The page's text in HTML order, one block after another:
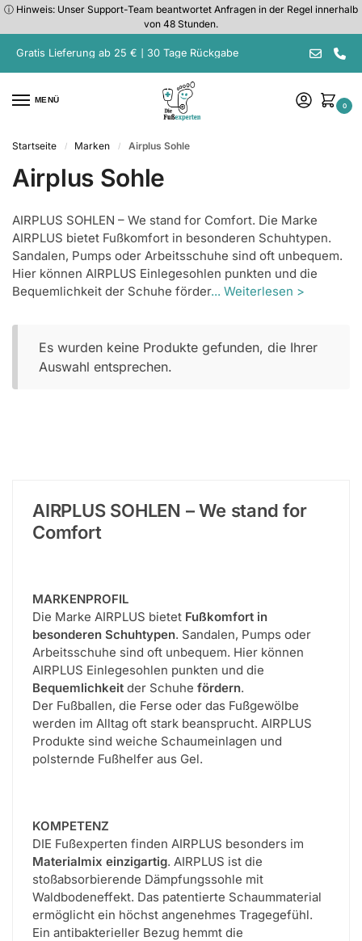
ⓘ Hinweis: Unser Support-Team beantwortet Anfragen in der Regel innerhalb
von 48 Stunden.
Gratis Lieferung ab 25 € | 30 Tage Rückgabe
MENÜ
0
Startseite / Marken / Airplus Sohle
Airplus Sohle
AIRPLUS SOHLEN – We stand for Comfort. Die Marke
AIRPLUS bietet Fußkomfort in besonderen Schuhtypen.
Sandalen, Pumps oder Arbeitsschuhe sind oft unbequem.
Hier können AIRPLUS Einlegesohlen punkten und die
Bequemlichkeit der Schuhe förder... Weiterlesen >
Es wurden keine Produkte gefunden, die Ihrer
Auswahl entsprechen.
AIRPLUS SOHLEN – We stand for
Comfort
MARKENPROFIL
Die Marke AIRPLUS bietet Fußkomfort in
besonderen Schuhtypen. Sandalen, Pumps oder
Arbeitsschuhe sind oft unbequem. Hier können
AIRPLUS Einlegesohlen punkten und die
Bequemlichkeit der Schuhe fördern.
Der Fußballen, die Ferse oder das Fußgewölbe
werden im Alltag oft stark beansprucht. AIRPLUS
Produkte sind weiche Schaumeinlagen und
polsternde Fußhelfer aus Gel.
KOMPETENZ
DIE Fußexperten finden AIRPLUS besonders im
Materialmix einzigartig. AIRPLUS ist die
stoßabsorbierende Dämpfungssohle mit
Waldbodeneffekt. Das patentierte Schaummaterial
ermöglicht ein höchst angenehmes Tragegefühl.
Ein antibakterieller Bezug hemmt die